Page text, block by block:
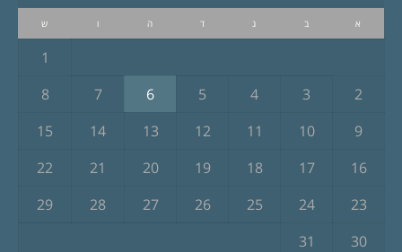
א ב ג ד ה ו ש
1
2
3
4
5
6
7
8
9
10
11
12
13
14
15
16
17
18
19
20
21
22
23
24
25
26
27
28
29
30
31